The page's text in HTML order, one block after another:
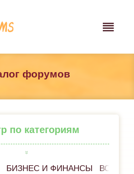
форумов
по категориям
БИЗНЕС И ФИНАНСЫ ВСЁ